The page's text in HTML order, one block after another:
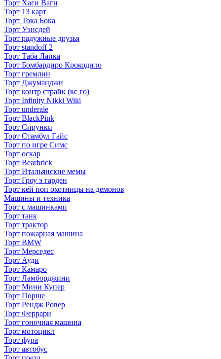
Торт Хаги Ваги
Торт 13 карт
Торт Тока Бока
Торт Уэнсдей
Торт радужные друзья
Торт standoff 2
Торт Таба Лапка
Торт Бомбардиро Крокодило
Торт гремлин
Торт Джуманджи
Торт контр страйк (кс го)
Торт Infinity Nikki Wiki
Торт underale
Торт BlackPink
Торт Спрунки
Торт Стамбул Гайс
Торт по игре Симс
Торт оскар
Торт Bearbrick
Торт Итальянские мемы
Торт Гроу э гарден
Торт кей поп охотницы на демонов
Машины и техника
Торт с машинками
Торт танк
Торт трактор
Торт пожарная машина
Торт BMW
Торт Мерседес
Торт Ауди
Торт Камаро
Торт Ламборджини
Торт Мини Купер
Торт Порше
Торт Рендж Ровер
Торт Феррари
Торт гоночная машина
Торт мотоцикл
Торт фура
Торт автобус